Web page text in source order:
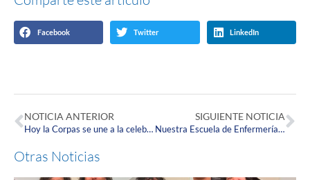
Facebook Twitter LinkedIn
NOTICIA ANTERIOR
Hoy la Corpas se une a la celebración del Día del Fonoaudiólogo
SIGUIENTE NOTICIA
Nuestra Escuela de Enfermería organiza la I Jornada de Educación en Promoción y Mantenimiento de la Salud.
Otras Noticias